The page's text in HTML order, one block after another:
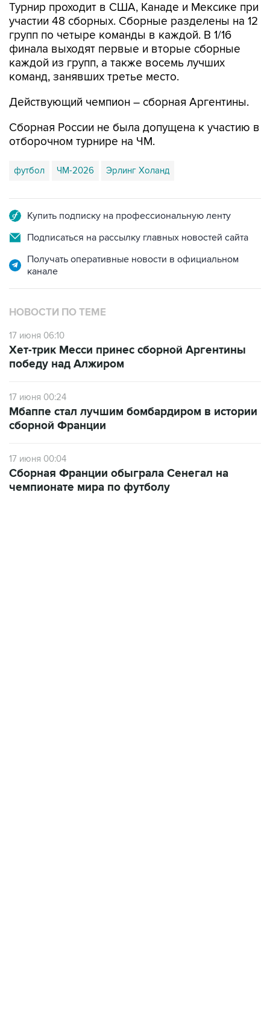
Турнир проходит в США, Канаде и Мексике при
участии 48 сборных. Сборные разделены на 12
групп по четыре команды в каждой. В 1/16
финала выходят первые и вторые сборные
каждой из групп, а также восемь лучших
команд, занявших третье место.
Действующий чемпион – сборная Аргентины.
Сборная России не была допущена к участию в
отборочном турнире на ЧМ.
футбол ЧМ-2026 Эрлинг Холанд
Купить подписку на профессиональную ленту
Подписаться на рассылку главных новостей сайта
Получать оперативные новости в официальном
канале
НОВОСТИ ПО ТЕМЕ
17 июня 06:10
Хет-трик Месси принес сборной Аргентины
победу над Алжиром
17 июня 00:24
Мбаппе стал лучшим бомбардиром в истории
сборной Франции
17 июня 00:04
Сборная Франции обыграла Сенегал на
чемпионате мира по футболу